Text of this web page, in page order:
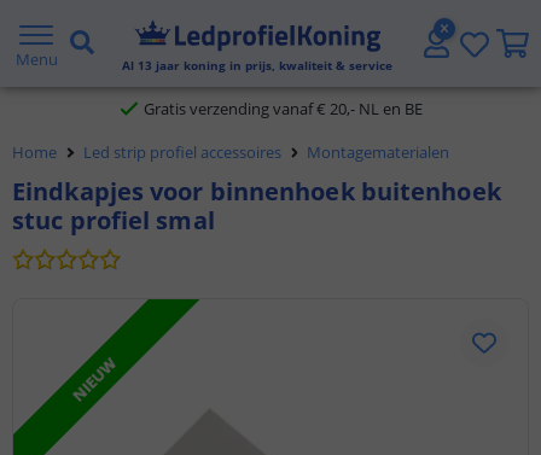
Menu Al 13 jaar koning in prijs, kwaliteit & service
5 jaar garantie
Gratis verzending vanaf € 20,- NL en BE
Klantbeoordeling 9.1
Voor 23:45 uur besteld,
Home Led strip profiel accessoires Montagematerialen
Eindkapjes voor binnenhoek buitenhoek
stuc profiel smal
NIEUW